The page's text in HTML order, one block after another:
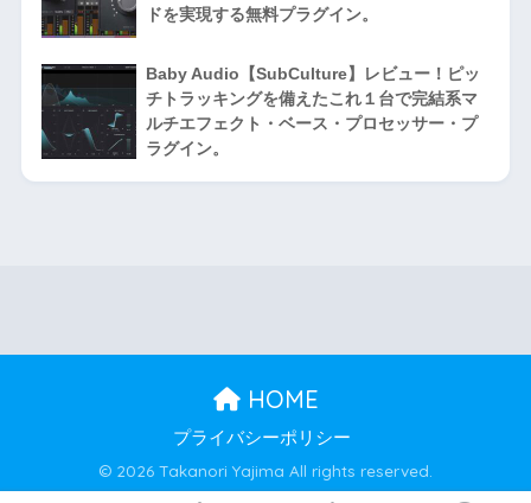
ドを実現する無料プラグイン。
Baby Audio【SubCulture】レビュー！ピッ
チトラッキングを備えたこれ１台で完結系マ
ルチエフェクト・ベース・プロセッサー・プ
ラグイン。
HOME
プライバシーポリシー
© 2026 Takanori Yajima All rights reserved.